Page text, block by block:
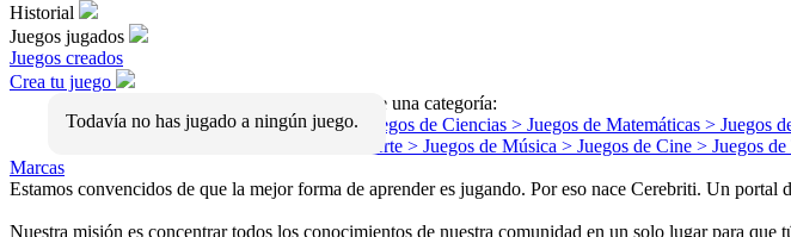
Historial
Juegos jugados
Juegos creados
Crea tu juego
Todavía no has jugado a ningún juego.
Elige una categoría:
> Juegos de Ciencias > Juegos de Matemáticas > Juegos
Arte > Juegos de Música > Juegos de Cine > Juegos de
Marcas
Estamos convencidos de que la mejor forma de aprender es jugando. Por eso nace Cerebriti. Un portal
Nuestra misión es concentrar todos los conocimientos de nuestra comunidad en un solo lugar para